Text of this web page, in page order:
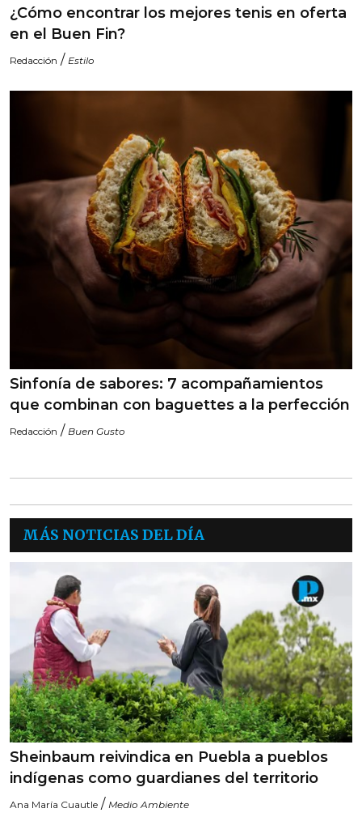
¿Cómo encontrar los mejores tenis en oferta
en el Buen Fin?
Redacción / Estilo
Sinfonía de sabores: 7 acompañamientos
que combinan con baguettes a la perfección
Redacción / Buen Gusto
MÁS NOTICIAS DEL DÍA
Sheinbaum reivindica en Puebla a pueblos
indígenas como guardianes del territorio
Ana María Cuautle / Medio Ambiente